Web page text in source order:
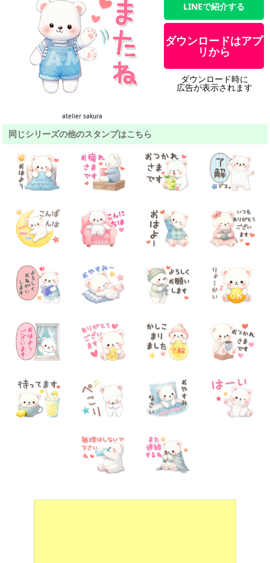
atelier sakura
LINEで紹介する
ダウンロードはアプ
リから
ダウンロード時に
広告が表示されます
同じシリーズの他のスタンプはこちら